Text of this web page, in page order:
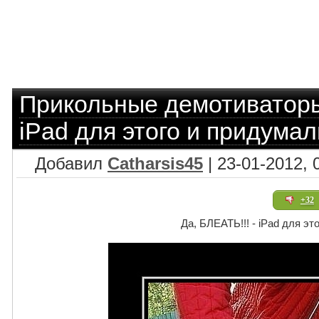
Прикольные
iPad для этого и
Добавил Catharsis45 | 23-01-2012,
+32
Да, БЛЕАТЬ!!! - iPad для